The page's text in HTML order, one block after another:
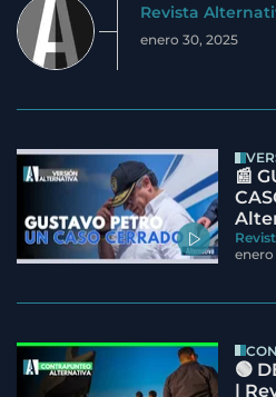
Revista
enero 30, 2025
📰
enero
🟢
|